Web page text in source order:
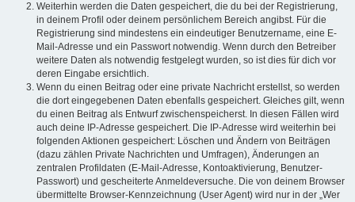
Weiterhin werden die Daten gespeichert, die du bei der Registrierung,
in deinem Profil oder deinem persönlichem Bereich angibst. Für die
Registrierung sind mindestens ein eindeutiger Benutzername, eine E-
Mail-Adresse und ein Passwort notwendig. Wenn durch den Betreiber
weitere Daten als notwendig festgelegt wurden, so ist dies für dich vor
deren Eingabe ersichtlich.
Wenn du einen Beitrag oder eine private Nachricht erstellst, so werden
die dort eingegebenen Daten ebenfalls gespeichert. Gleiches gilt, wenn
du einen Beitrag als Entwurf zwischenspeicherst. In diesen Fällen wird
auch deine IP-Adresse gespeichert. Die IP-Adresse wird weiterhin bei
folgenden Aktionen gespeichert: Löschen und Ändern von Beiträgen
(dazu zählen Private Nachrichten und Umfragen), Änderungen an
zentralen Profildaten (E-Mail-Adresse, Kontoaktivierung, Benutzer-
Passwort) und gescheiterte Anmeldeversuche. Die von deinem Browser
übermittelte Browser-Kennzeichnung (User Agent) wird nur in der „Wer